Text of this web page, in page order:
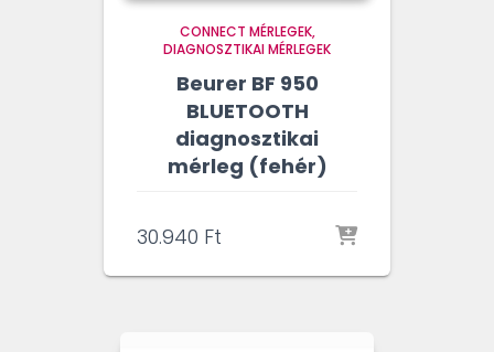
CONNECT MÉRLEGEK
DIAGNOSZTIKAI MÉRLEGEK
Beurer BF 950
BLUETOOTH
diagnosztikai
mérleg (fehér)
30.940 Ft